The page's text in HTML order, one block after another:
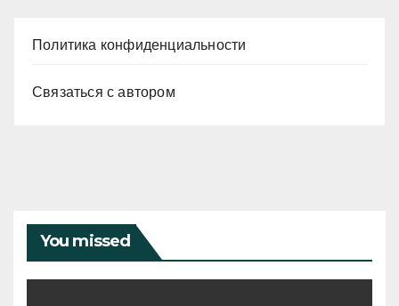
Политика конфиденциальности
Связаться с автором
You missed